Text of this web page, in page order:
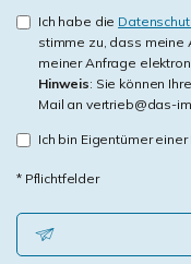
Ich habe die
stimme zu, dass meine
meiner Anfrage
Hinweis: Sie können
Mail an vertrieb@das-
Ich bin Eigentümer
* Pflichtfelder